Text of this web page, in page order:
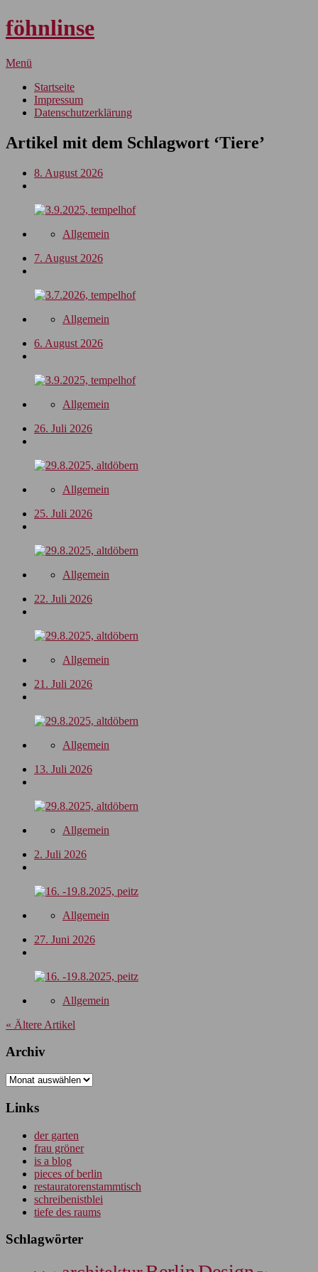
föhnlinse
Menü
Startseite
Impressum
Datenschutzerklärung
Artikel mit dem Schlagwort ‘Tiere’
8. August 2026
Allgemein
7. August 2026
Allgemein
6. August 2026
Allgemein
26. Juli 2026
Allgemein
25. Juli 2026
Allgemein
22. Juli 2026
Allgemein
21. Juli 2026
Allgemein
13. Juli 2026
Allgemein
2. Juli 2026
Allgemein
27. Juni 2026
Allgemein
« Ältere Artikel
Archiv
Archiv
Links
der garten
frau gröner
is a blog
pieces of berlin
restauratorenstammtisch
schreibenistblei
tiefe des raums
Schlagwörter